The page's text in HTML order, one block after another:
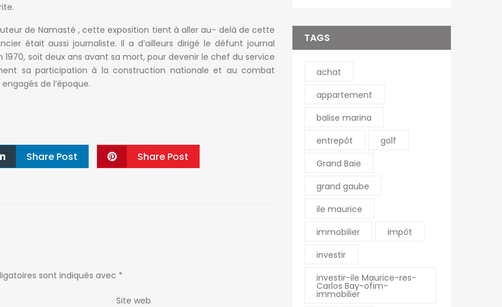
de Namasté , cette exposition tient à aller au- delà de cette
était aussi journaliste. Il a d’ailleurs dirigé le défunt journal
soit deux ans avant sa mort, pour devenir le chef du service
sa participation à la construction nationale et au combat
de l’époque.
Share Post Share Post
sont indiqués avec *
Site web
TAGS
achat
appartement
balise marina
entrepôt
golf
Grand Baie
grand gaube
ile maurice
immobilier
impôt
investir
investir-ile Maurice-res-
Carlos Bay-ofim-
immobilier